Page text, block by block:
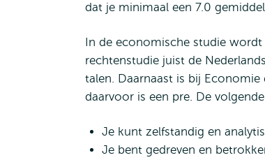
dat je minimaal een 7.0
In de economische studie
rechtenstudie juist de
talen. Daarnaast is bij
daarvoor is een pre. De
Je kunt zelfstandig en
Je bent gedreven en